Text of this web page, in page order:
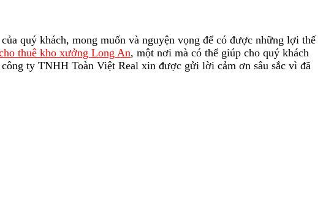
quý khách, mong muốn và nguyện vọng để có được những lợi thế
thuê kho xưởng Long An, một nơi mà có thể giúp cho quý khách
ty TNHH Toàn Việt Real xin được gửi lời cảm ơn sâu sắc vì đã